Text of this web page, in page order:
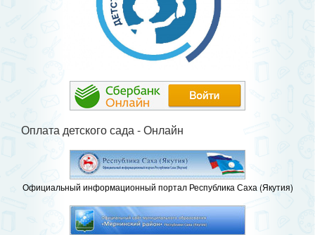
Оплата детского сада - Онлайн
Официальный информационный портал Республика Саха (Якутия)